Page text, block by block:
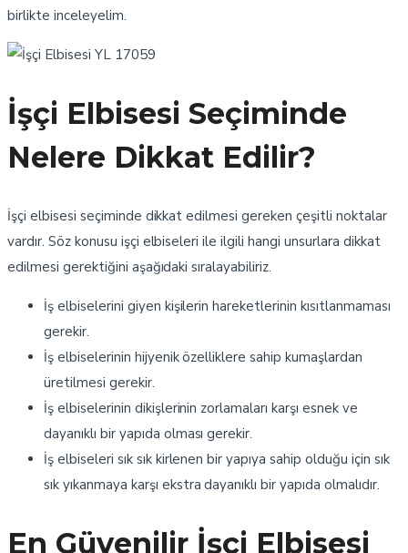
birlikte inceleyelim.
YL 17059
İşçi Elbisesi Seçiminde
Nelere Dikkat Edilir?
İşçi elbisesi seçiminde dikkat edilmesi gereken çeşitli noktalar
vardır. Söz konusu işçi elbiseleri ile ilgili hangi unsurlara dikkat
edilmesi gerektiğini aşağıdaki sıralayabiliriz.
İş elbiselerini giyen kişilerin hareketlerinin kısıtlanmaması
gerekir.
İş elbiselerinin hijyenik özelliklere sahip kumaşlardan
üretilmesi gerekir.
İş elbiselerinin dikişlerinin zorlamaları karşı esnek ve
dayanıklı bir yapıda olması gerekir.
İş elbiseleri sık sık kirlenen bir yapıya sahip olduğu için sık
sık yıkanmaya karşı ekstra dayanıklı bir yapıda olmalıdır.
En Güvenilir İşçi Elbisesi